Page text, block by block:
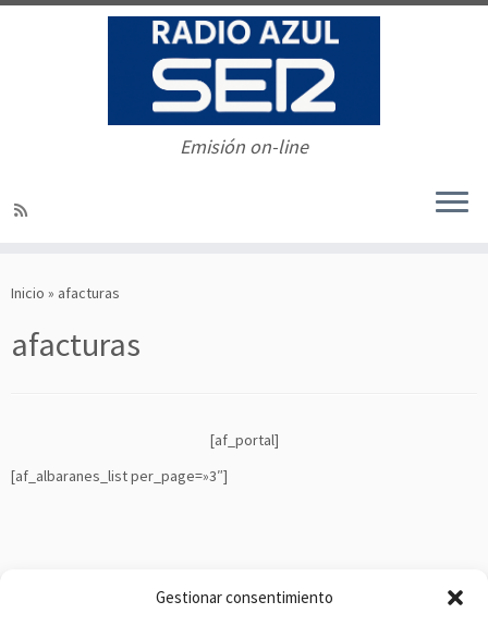
Gestionar consentimiento
Emisión on-line
Inicio » afacturas
afacturas
[af_portal]
[af_albaranes_list per_page=»3″]